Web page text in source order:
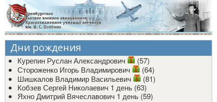
Дни рождения
Курепин Руслан Александрович
(57)
Стороженко Игорь Владимирович
(64)
Шишкалов Владимир Васильевич
(81)
Кобзев Сергей Николаевич 1 день (63)
Яхно Дмитрий Вячеславович 1 день (59)